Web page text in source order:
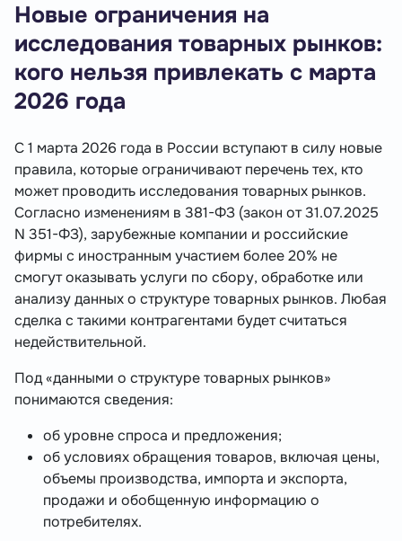
Новые ограничения на
исследования товарных рынков:
кого нельзя привлекать с марта
2026 года
С 1 марта 2026 года в России вступают в силу новые
правила, которые ограничивают перечень тех, кто
может проводить исследования товарных рынков.
Согласно изменениям в 381-ФЗ (закон от 31.07.2025
N 351-ФЗ), зарубежные компании и российские
фирмы с иностранным участием более 20% не
смогут оказывать услуги по сбору, обработке или
анализу данных о структуре товарных рынков. Любая
сделка с такими контрагентами будет считаться
недействительной.
Под «данными о структуре товарных рынков»
понимаются сведения:
об уровне спроса и предложения;
об условиях обращения товаров, включая цены,
объемы производства, импорта и экспорта,
продажи и обобщенную информацию о
потребителях.